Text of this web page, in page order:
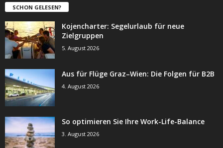
SCHON GELESEN?
Kojencharter: Segelurlaub für neue
Zielgruppen
5. August 2026
Aus für Flüge Graz–Wien: Die Folgen für B2B
4. August 2026
So optimieren Sie Ihre Work-Life-Balance
3. August 2026